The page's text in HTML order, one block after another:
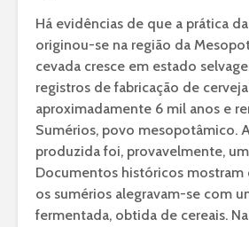
Há evidências de que a prática
originou-se na região da
cevada cresce em estado
registros de fabricação de
aproximadamente 6 mil anos e
Sumérios, povo mesopotâmico.
produzida foi, provavelmente,
Documentos históricos mostram
os sumérios alegravam-se com
fermentada, obtida de cereais.